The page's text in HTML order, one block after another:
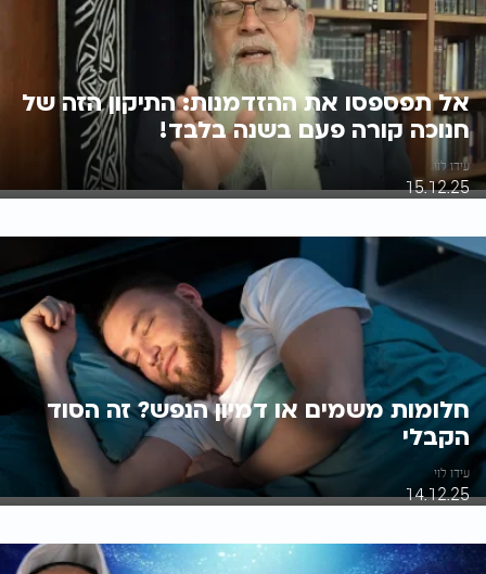
אל תפספסו את ההזדמנות: התיקון הזה של
חנוכה קורה פעם בשנה בלבד!
עידו לוי
15.12.25
חלומות משמים או דמיון הנפש? זה הסוד
הקבלי
עידו לוי
14.12.25